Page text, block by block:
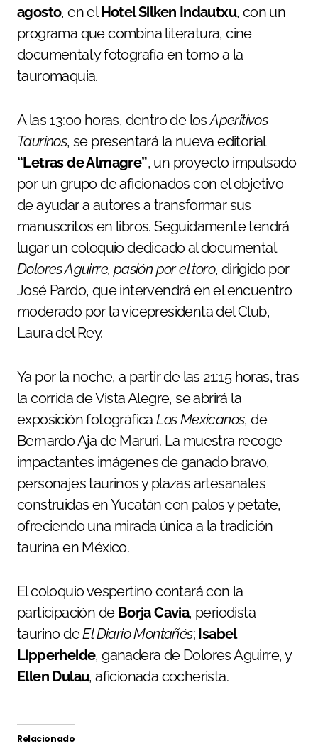
agosto, en elHotel Silken Indautxu, con un
programa que combina literatura, cine
documental y fotografía en torno a la
tauromaquia.
A las 13:00 horas, dentro de losAperitivos
Taurinos, se presentará la nueva editorial
“Letras de Almagre”, un proyecto impulsado
por un grupo de aficionados con el objetivo
de ayudar a autores a transformar sus
manuscritos en libros. Seguidamente tendrá
lugar un coloquio dedicado al documental
Dolores Aguirre, pasión por el toro, dirigido por
José Pardo, que intervendrá en el encuentro
moderado por la vicepresidenta del Club,
Laura del Rey.
Ya por la noche, a partir de las 21:15 horas, tras
la corrida de Vista Alegre, se abrirá la
exposición fotográficaLos Mexicanos, de
Bernardo Aja de Maruri. La muestra recoge
impactantes imágenes de ganado bravo,
personajes taurinos y plazas artesanales
construidas en Yucatán con palos y petate,
ofreciendo una mirada única a la tradición
taurina en México.
El coloquio vespertino contará con la
participación de Borja Cavia, periodista
taurino deEl Diario Montañés; Isabel
Lipperheide, ganadera de Dolores Aguirre, y
Ellen Dulau, aficionada cocherista.
Relacionado